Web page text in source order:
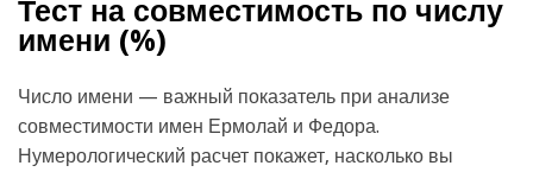
Тест на совместимость по числу
имени (%)
Число имени — важный показатель при анализе
совместимости имен Ермолай и Федора.
Нумерологический расчет покажет, насколько вы